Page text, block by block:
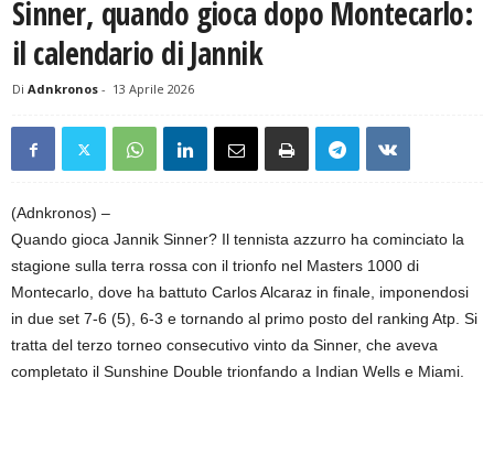
Sinner, quando gioca dopo Montecarlo:
il calendario di Jannik
Di Adnkronos - 13 Aprile 2026
(Adnkronos) –
Quando gioca Jannik Sinner? Il tennista azzurro ha cominciato la
stagione sulla terra rossa con il trionfo nel Masters 1000 di
Montecarlo, dove ha battuto Carlos Alcaraz in finale, imponendosi
in due set 7-6 (5), 6-3 e tornando al primo posto del ranking Atp. Si
tratta del terzo torneo consecutivo vinto da Sinner, che aveva
completato il Sunshine Double trionfando a Indian Wells e Miami.